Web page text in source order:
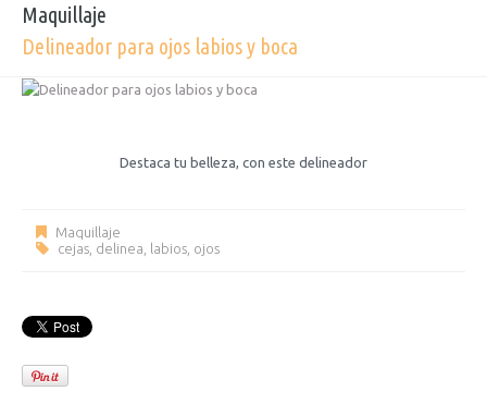
Maquillaje
Delineador para ojos labios y boca
Destaca tu belleza, con este delineador
Maquillaje
cejas delinea labios ojos